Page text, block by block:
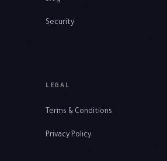
Security
LEGAL
Terms & Conditions
Privacy Policy